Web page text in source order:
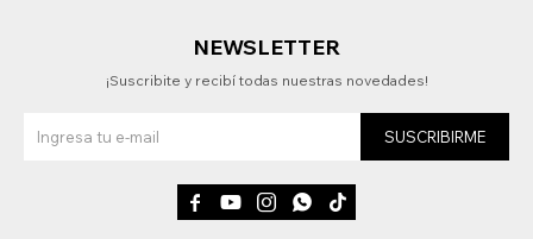
NEWSLETTER
¡Suscribite y recibí todas nuestras novedades!
SUSCRIBIRME
    